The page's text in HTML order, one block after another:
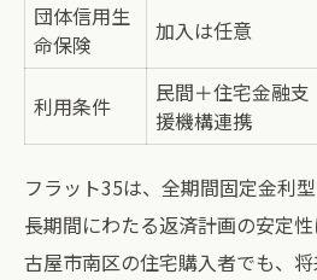
団体信用生
命保険
加入は任意
利用条件
民間＋住宅金融支
援機構連携
フラット35は、全期間固定金利
長期間にわたる返済計画の安定
古屋市南区の住宅購入者でも、